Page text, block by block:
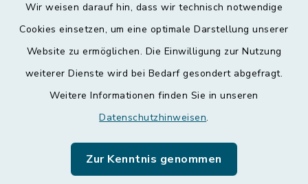
Wir weisen darauf hin, dass wir technisch notwendige
Cookies einsetzen, um eine optimale Darstellung unserer
Website zu ermöglichen. Die Einwilligung zur Nutzung
weiterer Dienste wird bei Bedarf gesondert abgefragt.
Weitere Informationen finden Sie in unseren
Datenschutzhinweisen.
Zur Kenntnis genommen
Kontakt
Datenschutz
Leichte Sprache